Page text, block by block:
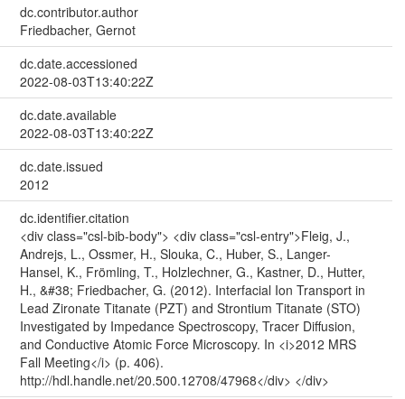
dc.contributor.author
Friedbacher, Gernot
dc.date.accessioned
2022-08-03T13:40:22Z
dc.date.available
2022-08-03T13:40:22Z
dc.date.issued
2012
dc.identifier.citation
<div class="csl-bib-body"> <div class="csl-entry">Fleig, J.,
Andrejs, L., Ossmer, H., Slouka, C., Huber, S., Langer-
Hansel, K., Frömling, T., Holzlechner, G., Kastner, D., Hutter,
H., &#38; Friedbacher, G. (2012). Interfacial Ion Transport in
Lead Zironate Titanate (PZT) and Strontium Titanate (STO)
Investigated by Impedance Spectroscopy, Tracer Diffusion,
and Conductive Atomic Force Microscopy. In <i>2012 MRS
Fall Meeting</i> (p. 406).
http://hdl.handle.net/20.500.12708/47968</div> </div>